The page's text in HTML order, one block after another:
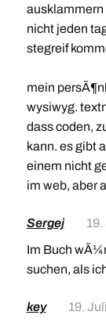
ausklammern
nicht jeden
stegreif
mein
wysiwyg.
dass coden,
kann. es gibt
einem nicht
im web, aber
Sergej
Im Buch
suchen, als
key
19.